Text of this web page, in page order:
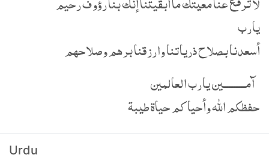
يارب
أسعدنا بصلاح ذرياتنا وارزقنا برهم وصلاحهم
آمـــــــــين يارب العالمين
حفظكم الله وأحياكم حياة طيبة
Urdu